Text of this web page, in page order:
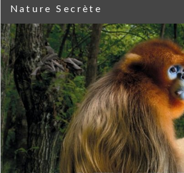
Nature Secrète